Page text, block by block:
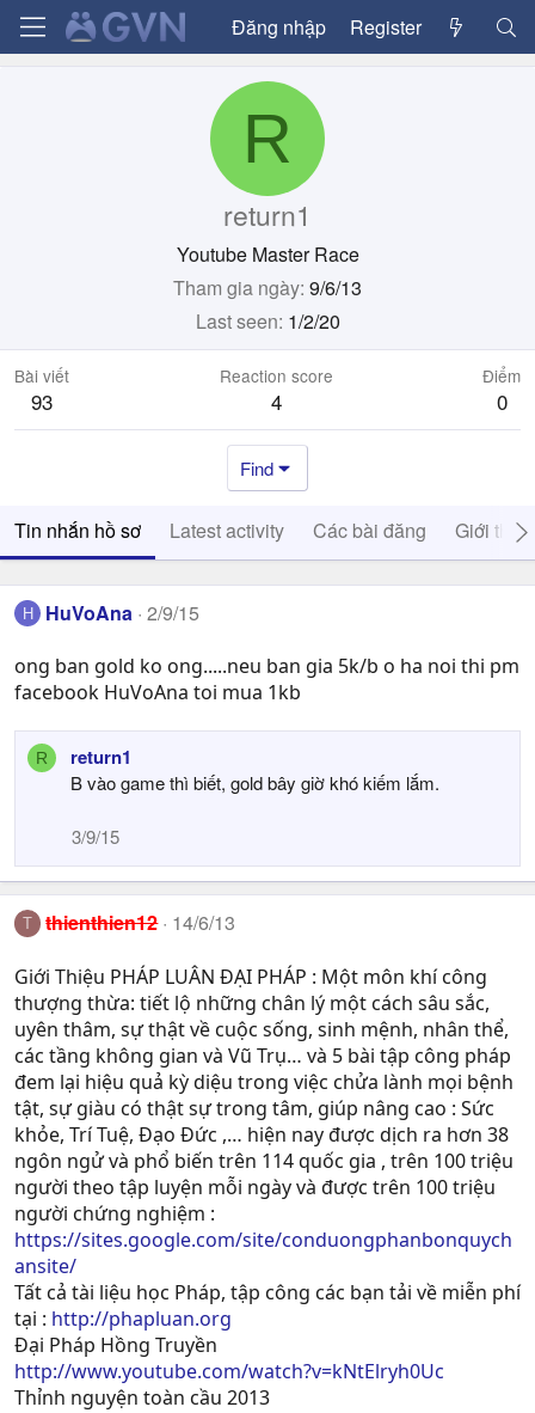
Đăng nhập Register
R
return1
Youtube Master Race
Tham gia ngày 9/6/13
Last seen 1/2/20
Bài viết
93
Reaction score
4
Điểm
0
Find
Tin nhắn hồ sơ Latest activity Các bài đăng Giới thiệu
H HuVoAna 2/9/15
ong ban gold ko ong.....neu ban gia 5k/b o ha noi thi pm
facebook HuVoAna toi mua 1kb
R return1
B vào game thì biết, gold bây giờ khó kiếm lắm.
3/9/15
T thienthien12 14/6/13
Giới Thiệu PHÁP LUÂN ĐẠI PHÁP : Một môn khí công
thượng thừa: tiết lộ những chân lý một cách sâu sắc,
uyên thâm, sự thật về cuộc sống, sinh mệnh, nhân thể,
các tầng không gian và Vũ Trụ… và 5 bài tập công pháp
đem lại hiệu quả kỳ diệu trong việc chửa lành mọi bệnh
tật, sự giàu có thật sự trong tâm, giúp nâng cao : Sức
khỏe, Trí Tuệ, Ðạo Ðức ,… hiện nay được dịch ra hơn 38
ngôn ngử và phổ biến trên 114 quốc gia , trên 100 triệu
người theo tập luyện mỗi ngày và được trên 100 triệu
người chứng nghiệm :
https://sites.google.com/site/conduongphanbonquych
ansite/
Tất cả tài liệu học Pháp, tập công các bạn tải về miễn phí
tại : http://phapluan.org
Đại Pháp Hồng Truyền
http://www.youtube.com/watch?v=kNtElryh0Uc
Thỉnh nguyện toàn cầu 2013